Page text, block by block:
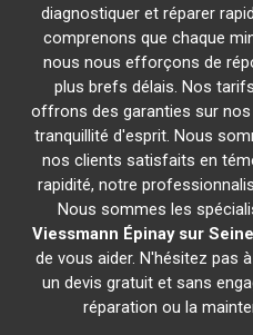
diagnostiquer et réparer
comprenons que chaque
nous nous efforçons de
plus brefs délais. Nos
offrons des garanties sur
tranquillité d'esprit. Nous
nos clients satisfaits en
rapidité, notre
Nous sommes les
Viessmann Épinay sur Seine
de vous aider. N'hésitez pas
un devis gratuit et sans
réparation ou la